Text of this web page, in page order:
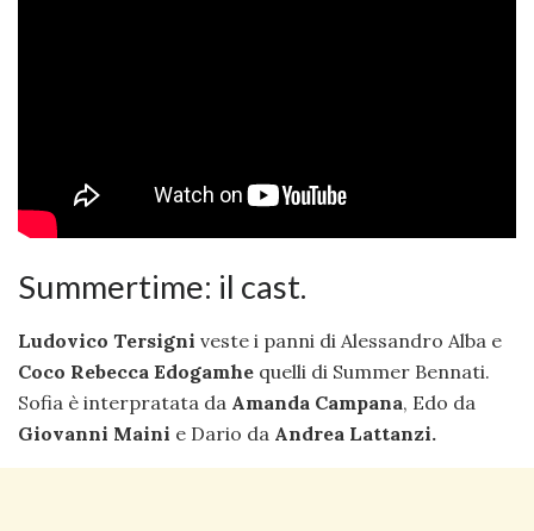
Summertime: il cast.
Ludovico Tersigni veste i panni di Alessandro Alba e
Coco Rebecca Edogamhe quelli di Summer Bennati.
Sofia è interpratata da Amanda Campana, Edo da
Giovanni Maini e Dario da Andrea Lattanzi.